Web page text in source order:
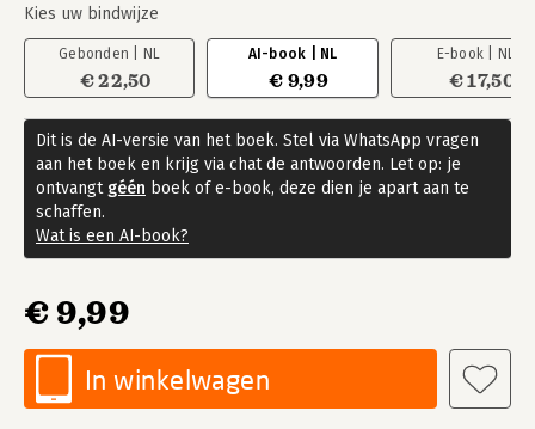
Dit is de AI-versie van het boek. Stel via WhatsApp vragen
aan het boek en krijg via chat de antwoorden. Let op: je
ontvangt géén boek of e-book, deze dien je apart aan te
schaffen.
Wat is een AI-book?
Kies uw bindwijze
Gebonden | NL
€ 22,50
AI-book | NL
€ 9,99
E-book | NL
€ 17,50
€ 9,99
In winkelwagen